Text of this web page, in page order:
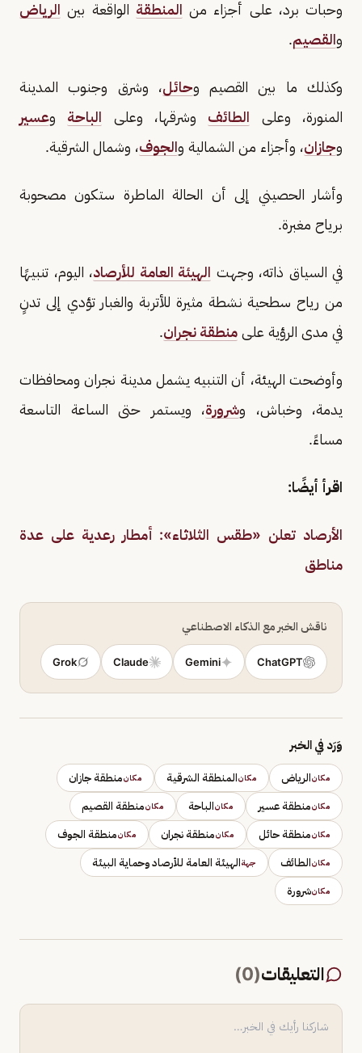
وحبات برد، على أجزاء من المنطقة الواقعة بين الرياض
والقصيم.
وكذلك ما بين القصيم وحائل، وشرق وجنوب المدينة
المنورة، وعلى الطائف وشرقها، وعلى الباحة وعسير
وجازان، وأجزاء من الشمالية والجوف، وشمال الشرقية.
وأشار الحصيني إلى أن الحالة الماطرة ستكون مصحوبة
برياح مغبرة.
في السياق ذاته، وجهت الهيئة العامة للأرصاد، اليوم، تنبيهًا
من رياح سطحية نشطة مثيرة للأتربة والغبار تؤدي إلى تدنٍ
في مدى الرؤية على منطقة نجران.
وأوضحت الهيئة، أن التنبيه يشمل مدينة نجران ومحافظات
يدمة، وخباش، وشرورة، ويستمر حتى الساعة التاسعة
مساءً.
اقرأ أيضًا:
الأرصاد تعلن «طقس الثلاثاء»: أمطار رعدية على عدة
مناطق
ناقش الخبر مع الذكاء الاصطناعي
ChatGPT
Gemini
Claude
Grok
وَرَد في الخبر
مكانالرياض مكانالمنطقة الشرقية مكانمنطقة جازان
مكانمنطقة عسير مكانالباحة مكانمنطقة القصيم
مكانمنطقة حائل مكانمنطقة نجران مكانمنطقة الجوف
مكانالطائف جهةالهيئة العامة للأرصاد وحماية البيئة
مكانشرورة
التعليقات(
0
)